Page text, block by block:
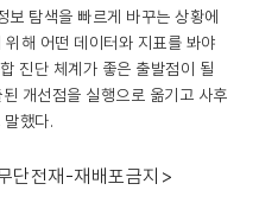
탐색을 빠르게 바꾸는 상황에
해 어떤 데이터와 지표를 봐야
진단 체계가 좋은 출발점이 될
개선점을 실행으로 옮기고 사후
말했다.
단전재-재배포금지>